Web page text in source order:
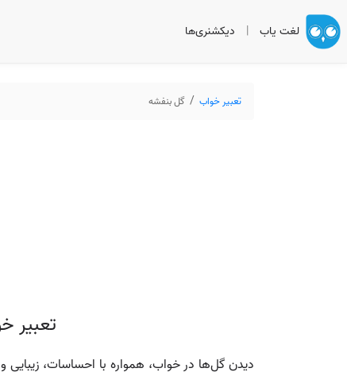
لغت یاب | دیکشنری‌ها
تعبیر خواب گل بنفشه
تعبیر
دیدن گل‌ها در خواب، همواره با احساسات،